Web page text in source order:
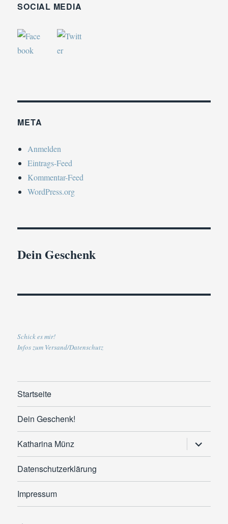
SOCIAL MEDIA
META
Anmelden
Eintrags-Feed
Kommentar-Feed
WordPress.org
Dein Geschenk
Schick es mir!
Infos zum Versand/Datenschutz
Startseite
Dein Geschenk!
Katharina Münz
anzeigen
Datenschutzerklärung
Impressum